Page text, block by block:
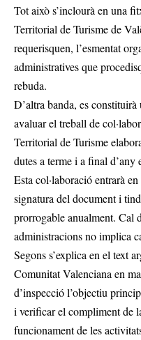
Tot això s’inclourà en una
Territorial de Turisme de
requerisquen, l’esmentat
administratives que
rebuda.
D’altra banda, es
avaluar el treball de
Territorial de Turisme
dutes a terme i a final
Esta col·laboració entrarà
signatura del document i
prorrogable anualment. Cal
administracions no implica
Segons s’explica en el text
Comunitat Valenciana en
d’inspecció l’objectiu
i verificar el compliment de
funcionament de les